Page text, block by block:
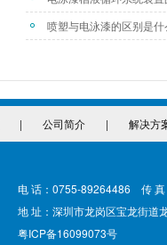
喷塑与电泳漆的区别是什
| 公司简介 | 解决方
电 话：0755-89264486 传
地 址：深圳市龙岗区宝龙街道
粤ICP备16099073号